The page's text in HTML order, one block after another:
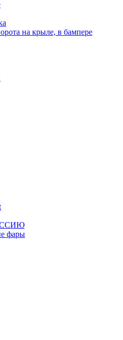
на крыле, в бампере
фары